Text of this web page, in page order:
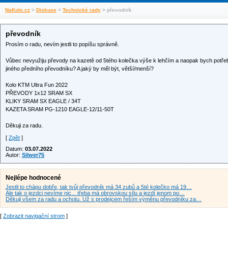
NaKole.cz > Diskuse > Technické rady > převodník
převodník
Prosím o radu, nevím jestli to popíšu správně.
Vůbec nevyužiju převody na kazetě od 5tého kolečka výše k lehčím a naopak bych
jiného předního převodníku? A jaký by měl být, větší/menší?
Kolo KTM Ultra Fun 2022
PŘEVODY 1x12 SRAM SX
KLIKY SRAM SX EAGLE / 34T
KAZETA SRAM PG-1210 EAGLE-12/11-50T
Děkuji za radu.
[ Zpět ]
Datum: 03.07.2022
Autor: Silwer75
Nejlépe hodnocené
Jestli to chápu dobře, tak tvůj převodník má 34 zubů a 5té kolečko má 19…
Ale tak o jezdci nevíme nic... třeba má obrovskou sílu a jezdí jenom po…
Děkuji všem za radu a ochotu. Už s prodejcem řeším výměnu převodníku za…
[ Zobrazit navigační strom ]